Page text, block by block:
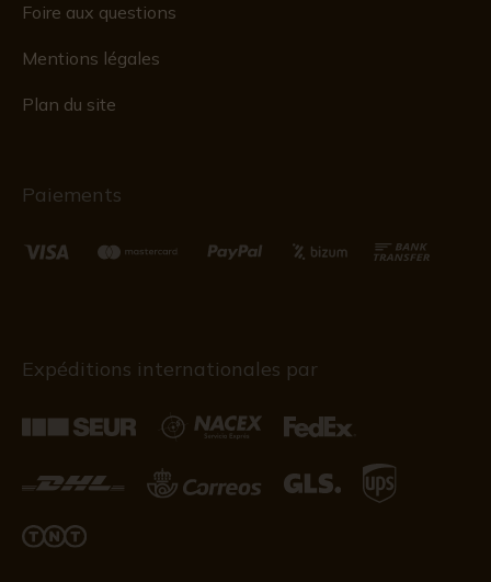
Foire aux questions
Mentions légales
Plan du site
Paiements
Expéditions internationales par